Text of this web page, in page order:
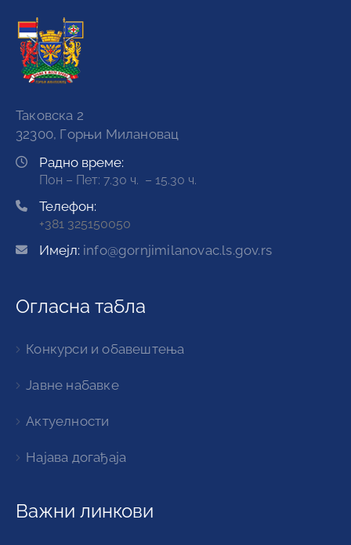
Таковска 2
32300, Горњи Милановац
Радно време:
Пон – Пет: 7.30 ч. – 15.30 ч.
Телефон:
+381 325150050
Имејл: info@gornjimilanovac.ls.gov.rs
Огласна табла
Конкурси и обавештења
Јавне набавке
Актуелности
Најава догађаја
Важни линкови